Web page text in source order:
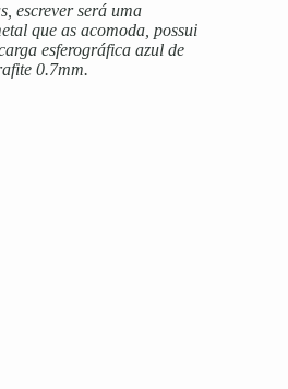
escrever será uma
que as acomoda, possui
esferográfica azul de
0.7mm.